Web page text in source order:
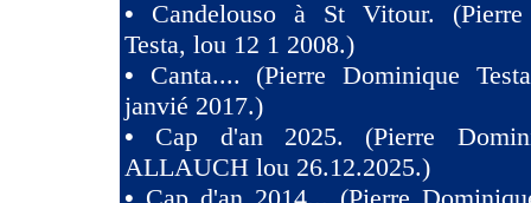
• Candelouso à St Vitour. (Pierre
Testa, lou 12 1 2008.)
• Canta.... (Pierre Dominique
janvié 2017.)
• Cap d'an 2025. (Pierre
ALLAUCH lou 26.12.2025.)